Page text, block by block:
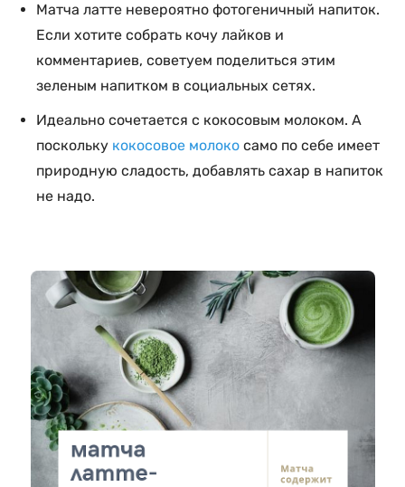
Матча латте невероятно фотогеничный напиток.
Если хотите собрать кочу лайков и
комментариев, советуем поделиться этим
зеленым напитком в социальных сетях.
Идеально сочетается с кокосовым молоком. А
поскольку кокосовое молоко само по себе имеет
природную сладость, добавлять сахар в напиток
не надо.